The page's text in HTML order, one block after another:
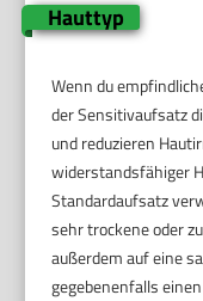
Hauttyp
Wenn du
der Sensitivaufsatz
und reduzieren
widerstandsfähiger
Standardaufsatz
sehr trockene oder
außerdem auf eine
gegebenenfalls